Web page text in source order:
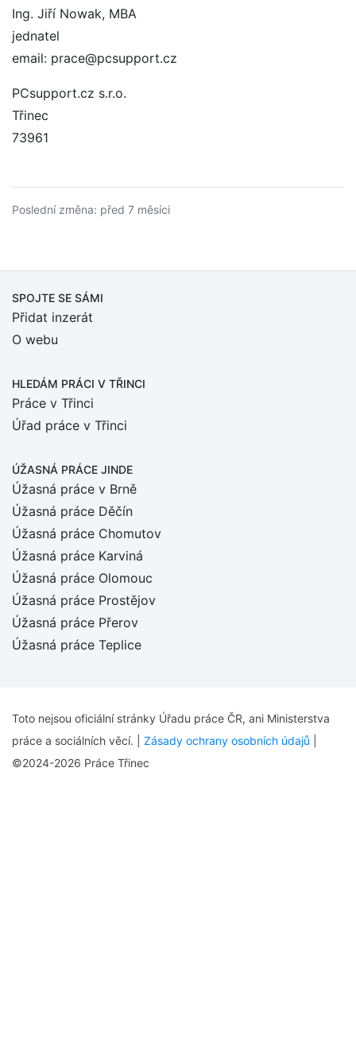
Ing. Jiří Nowak, MBA
jednatel
email: prace@pcsupport.cz
PCsupport.cz s.r.o.
Třinec
73961
Poslední změna: před 7 měsíci
SPOJTE SE SÁMI
Přidat inzerát
O webu
HLEDÁM PRÁCI V TŘINCI
Práce v Třinci
Úřad práce v Třinci
ÚŽASNÁ PRÁCE JINDE
Úžasná práce v Brně
Úžasná práce Děčín
Úžasná práce Chomutov
Úžasná práce Karviná
Úžasná práce Olomouc
Úžasná práce Prostějov
Úžasná práce Přerov
Úžasná práce Teplice
Toto nejsou oficiální stránky Úřadu práce ČR, ani Ministerstva
práce a sociálních věcí. | Zásady ochrany osobních údajů
©2024-2026 Práce Třinec